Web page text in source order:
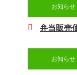
お知らせ
弁当販売
お知らせ